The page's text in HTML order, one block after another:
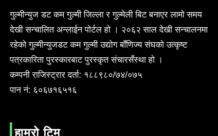
गुल्मीन्युज डट कम गुल्मी जिल्ला र गुल्मेली बिट बनाएर लामो समय
देखी सन्चालित अन्लाईन पोर्टल हो । २०६२ साल देखी सन्चालनमा
रहेको गुल्मीन्युजडट कम गुल्मी उद्योग बाँणिज्य संघको उत्कृष्ट
पत्रकारिता पुरस्कारबाट पुरस्कृत संचारसँस्था हो ।
कम्पनी राजिस्ट्रार दर्ता: १८८९८०/७४/०७५
पान नं: ६०६७१६५१६
हाम्रो टिम